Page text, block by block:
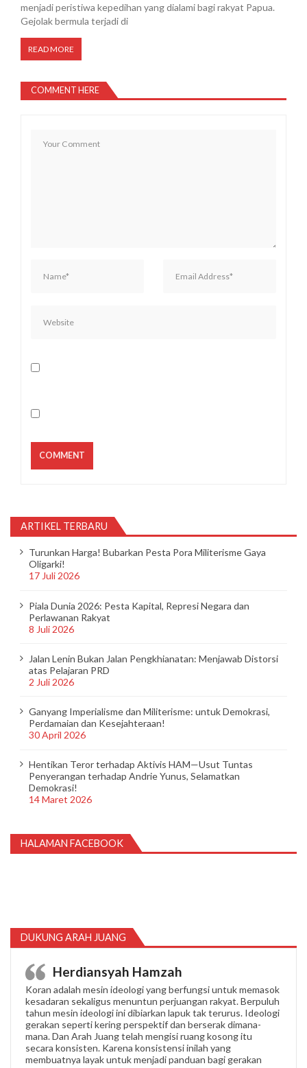
menjadi peristiwa kepedihan yang dialami bagi rakyat Papua.
Gejolak bermula terjadi di
READ MORE
COMMENT HERE
ARTIKEL TERBARU
Turunkan Harga! Bubarkan Pesta Pora Militerisme Gaya
Oligarki!
17 Juli 2026
Piala Dunia 2026: Pesta Kapital, Represi Negara dan
Perlawanan Rakyat
8 Juli 2026
Jalan Lenin Bukan Jalan Pengkhianatan: Menjawab Distorsi
atas Pelajaran PRD
2 Juli 2026
Ganyang Imperialisme dan Militerisme: untuk Demokrasi,
Perdamaian dan Kesejahteraan!
30 April 2026
Hentikan Teror terhadap Aktivis HAM—Usut Tuntas
Penyerangan terhadap Andrie Yunus, Selamatkan
Demokrasi!
14 Maret 2026
HALAMAN FACEBOOK
DUKUNG ARAH JUANG
Herdiansyah Hamzah
Koran adalah mesin ideologi yang berfungsi untuk memasok
kesadaran sekaligus menuntun perjuangan rakyat. Berpuluh
tahun mesin ideologi ini dibiarkan lapuk tak terurus. Ideologi
gerakan seperti kering perspektif dan berserak dimana-
mana. Dan Arah Juang telah mengisi ruang kosong itu
secara konsisten. Karena konsistensi inilah yang
membuatnya layak untuk menjadi panduan bagi gerakan